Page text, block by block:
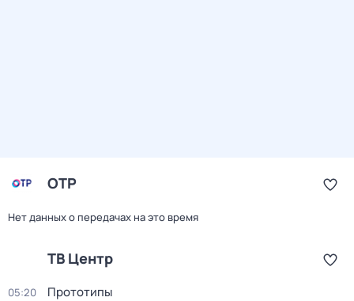
ОТР
Нет данных о передачах на это время
ТВ Центр
05:20 Прототипы